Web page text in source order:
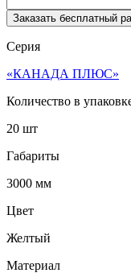
Заказать бесплатный
Серия
«КАНАДА ПЛЮС»
Количество в
20 шт
Габариты
3000 мм
Цвет
Желтый
Материал